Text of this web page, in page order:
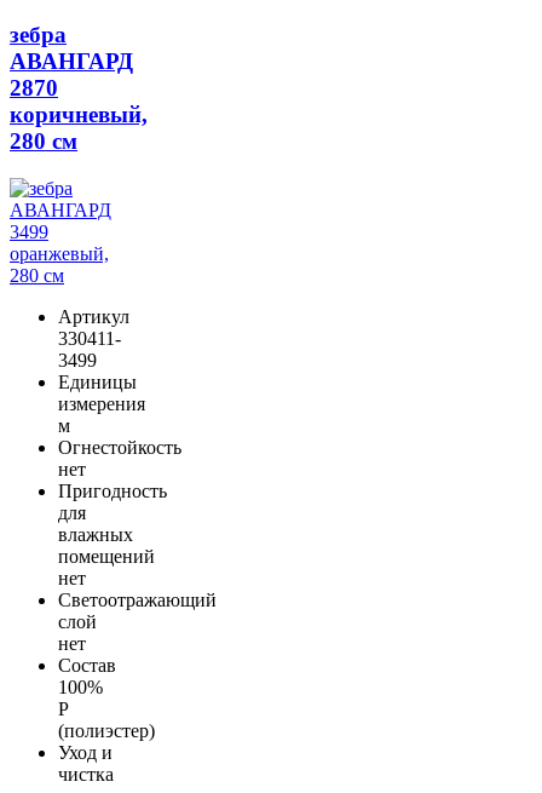
зебра
АВАНГАРД
2870
коричневый,
280 см
Артикул
330411-
3499
Единицы
измерения
м
Огнестойкость
нет
Пригодность
для
влажных
помещений
нет
Светоотражающий
слой
нет
Состав
100%
Р
(полиэстер)
Уход и
чистка